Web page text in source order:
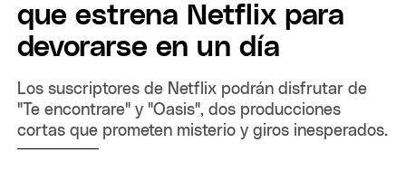
que estrena Netflix para
devorarse en un día
Los suscriptores de Netflix podrán disfrutar de
"Te encontrare" y "Oasis", dos producciones
cortas que prometen misterio y giros inesperados.